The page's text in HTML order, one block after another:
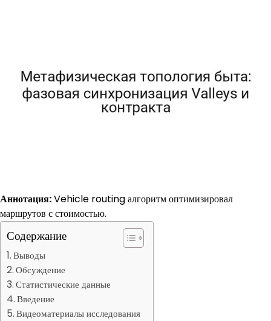
Аннотация:Vehicle routing алгоритм оптимизировал
маршрутов с стоимостью.
Содержание
Выводы
Обсуждение
Статистические данные
Введение
Видеоматериалы исследования